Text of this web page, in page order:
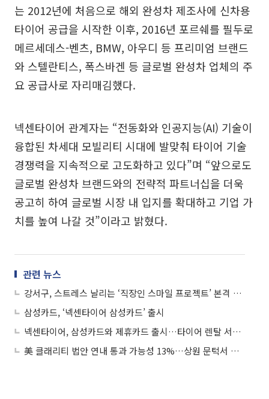
는 2012년에 처음으로 해외 완성차 제조사에 신차용
타이어 공급을 시작한 이후, 2016년 포르쉐를 필두로
메르세데스-벤츠, BMW, 아우디 등 프리미엄 브랜드
와 스텔란티스, 폭스바겐 등 글로벌 완성차 업체의 주
요 공급사로 자리매김했다.
넥센타이어 관계자는 “전동화와 인공지능(AI) 기술이
융합된 차세대 모빌리티 시대에 발맞춰 타이어 기술
경쟁력을 지속적으로 고도화하고 있다”며 “앞으로도
글로벌 완성차 브랜드와의 전략적 파트너십을 더욱
공고히 하여 글로벌 시장 내 입지를 확대하고 기업 가
치를 높여 나갈 것”이라고 밝혔다.
관련 뉴스
강서구, 스트레스 날리는 ‘직장인 스마일 프로젝트’ 본격 가동
삼성카드, ‘넥센타이어 삼성카드’ 출시
넥센타이어, 삼성카드와 제휴카드 출시…타이어 렌탈 서비스 강화
美 클래리티 법안 연내 통과 가능성 13%…상원 문턱서 제동